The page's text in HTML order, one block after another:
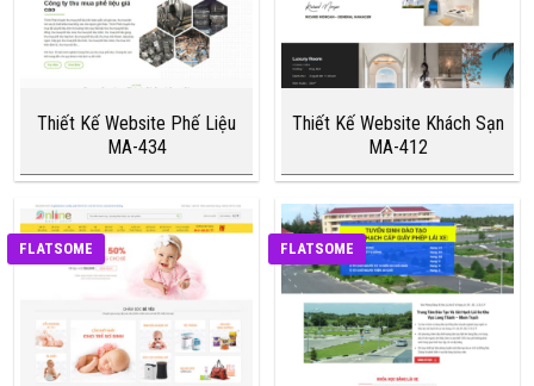
Thiết Kế Website Phế Liệu
MA-434
Thiết Kế Website Khách Sạn
MA-412
FLATSOME FLATSOME